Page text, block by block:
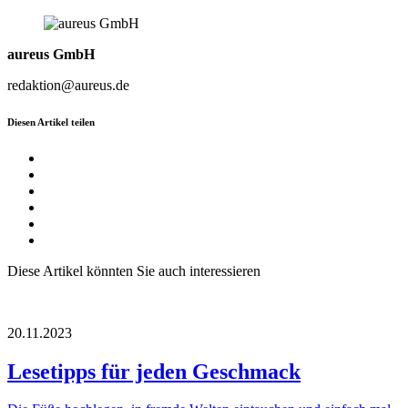
aureus GmbH
redaktion@aureus.de
Diesen Artikel teilen
Diese Artikel könnten Sie auch interessieren
20.11.2023
Lesetipps für jeden Geschmack